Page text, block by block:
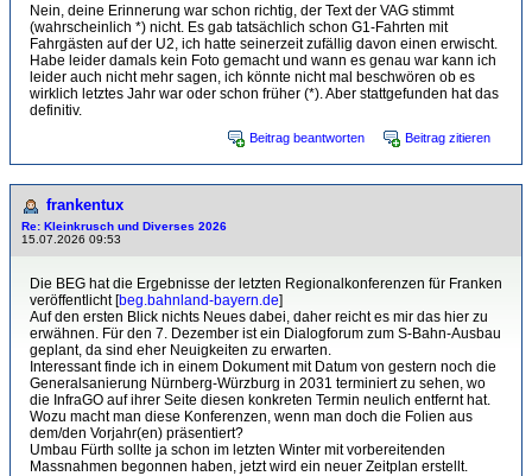
Nein, deine Erinnerung war schon richtig, der Text der VAG stimmt
(wahrscheinlich *) nicht. Es gab tatsächlich schon G1-Fahrten mit
Fahrgästen auf der U2, ich hatte seinerzeit zufällig davon einen erwischt.
Habe leider damals kein Foto gemacht und wann es genau war kann ich
leider auch nicht mehr sagen, ich könnte nicht mal beschwören ob es
wirklich letztes Jahr war oder schon früher (*). Aber stattgefunden hat das
definitiv.
Beitrag beantworten Beitrag zitieren
frankentux
Re: Kleinkrusch und Diverses 2026
15.07.2026 09:53
Die BEG hat die Ergebnisse der letzten Regionalkonferenzen für Franken
veröffentlicht [beg.bahnland-bayern.de]
Auf den ersten Blick nichts Neues dabei, daher reicht es mir das hier zu
erwähnen. Für den 7. Dezember ist ein Dialogforum zum S-Bahn-Ausbau
geplant, da sind eher Neuigkeiten zu erwarten.
Interessant finde ich in einem Dokument mit Datum von gestern noch die
Generalsanierung Nürnberg-Würzburg in 2031 terminiert zu sehen, wo
die InfraGO auf ihrer Seite diesen konkreten Termin neulich entfernt hat.
Wozu macht man diese Konferenzen, wenn man doch die Folien aus
dem/den Vorjahr(en) präsentiert?
Umbau Fürth sollte ja schon im letzten Winter mit vorbereitenden
Massnahmen begonnen haben, jetzt wird ein neuer Zeitplan erstellt.